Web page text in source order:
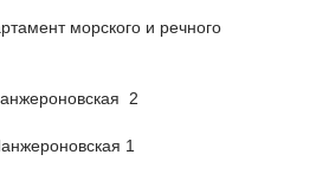
морского и речного
2
1